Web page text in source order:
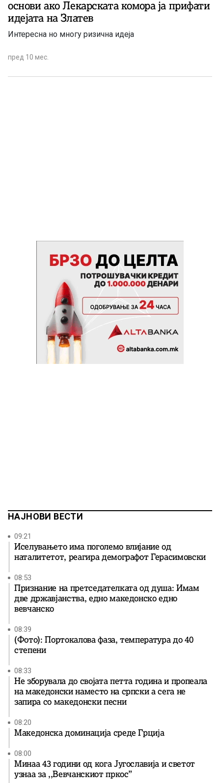
основи ако Лекарската комора ја прифати
идејата на Златев
Интересна но многу ризична идеја
пред 10 мес.
НАЈНОВИ ВЕСТИ
09:21
Иселувањето има поголемо влијание од
наталитетот, реагира демографот Герасимовски
08:53
Признание на претседателката од душа: Имам
две државјанства, едно македонско едно
вевчанско
08:39
(Фото): Портокалова фаза, температура до 40
степени
08:33
Не зборувала до својата петта година и пропеала
на македонски наместо на српски а сега не
запира со македонски песни
08:20
Македонска доминација среде Грција
08:00
Минаа 43 години од кога Југославија и светот
узнаа за ,,Вевчанскиот пркос”